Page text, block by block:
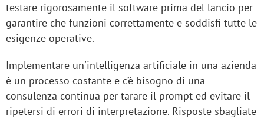
testare rigorosamente il software prima del lancio per
garantire che funzioni correttamente e soddisfi tutte le
esigenze operative.
Implementare un'intelligenza artificiale in una azienda
è un processo costante e c’è bisogno di una
consulenza continua per tarare il prompt ed evitare il
ripetersi di errori di interpretazione. Risposte sbagliate